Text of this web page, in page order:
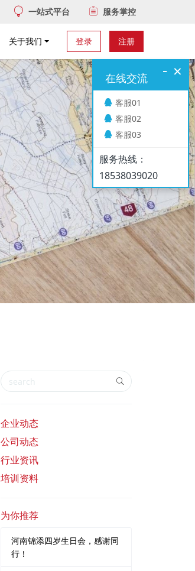
一站式平台 服务掌控
登录 注册
关于我们
企业动态
公司动态
行业资讯
培训资料
为你推荐
河南锦添四岁生日会，感谢同
行！
×
-
在线交流
客服01
客服02
客服03
服务热线：
18538039020